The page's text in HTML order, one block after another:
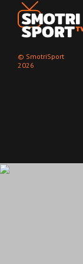
© SmotriSport
2026